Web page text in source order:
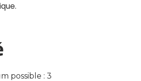
possible : 3